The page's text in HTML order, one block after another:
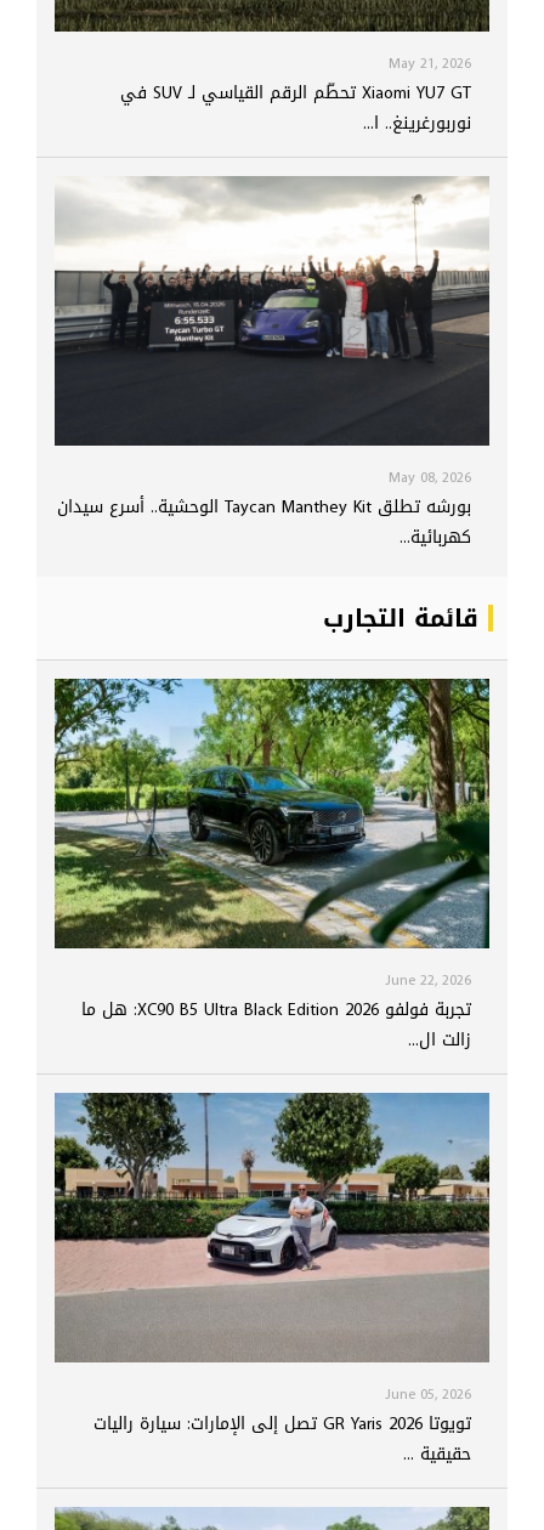
May 21, 2026
Xiaomi YU7 GT تحطّم الرقم القياسي لـ SUV في
نوربورغرينغ.. ا...
May 08, 2026
بورشه تطلق Taycan Manthey Kit الوحشية.. أسرع سيدان
كهربائية...
قائمة التجارب
June 22, 2026
تجربة فولفو XC90 B5 Ultra Black Edition 2026: هل ما
زالت ال...
June 05, 2026
تويوتا GR Yaris 2026 تصل إلى الإمارات: سيارة راليات
حقيقية ...